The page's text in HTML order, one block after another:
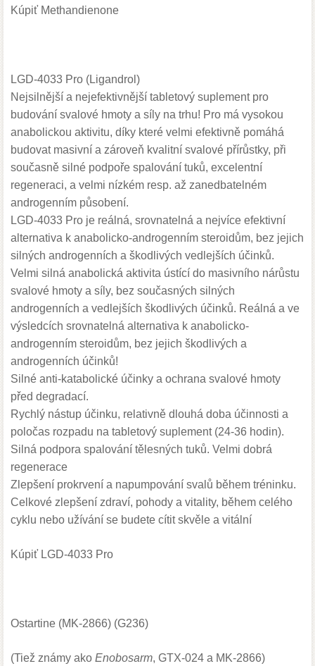
Kúpiť Methandienone
LGD-4033 Pro (Ligandrol)
Nejsilnější a nejefektivnější tabletový suplement pro
budování svalové hmoty a síly na trhu! Pro má vysokou
anabolickou aktivitu, díky které velmi efektivně pomáhá
budovat masivní a zároveň kvalitní svalové přírůstky, při
současně silné podpoře spalování tuků, excelentní
regeneraci, a velmi nízkém resp. až zanedbatelném
androgenním působení.
LGD-4033 Pro je reálná, srovnatelná a nejvíce efektivní
alternativa k anabolicko-androgenním steroidům, bez jejich
silných androgenních a škodlivých vedlejších účinků.
Velmi silná anabolická aktivita ústící do masivního nárůstu
svalové hmoty a síly, bez současných silných
androgenních a vedlejších škodlivých účinků. Reálná a ve
výsledcích srovnatelná alternativa k anabolicko-
androgenním steroidům, bez jejich škodlivých a
androgenních účinků!
Silné anti-katabolické účinky a ochrana svalové hmoty
před degradací.
Rychlý nástup účinku, relativně dlouhá doba účinnosti a
poločas rozpadu na tabletový suplement (24-36 hodin).
Silná podpora spalování tělesných tuků. Velmi dobrá
regenerace
Zlepšení prokrvení a napumpování svalů během tréninku.
Celkové zlepšení zdraví, pohody a vitality, během celého
cyklu nebo užívání se budete cítit skvěle a vitální
Kúpiť LGD-4033 Pro
Ostartine (MK-2866) (G236)
(Tiež známy ako Enobosarm, GTX-024 a MK-2866)